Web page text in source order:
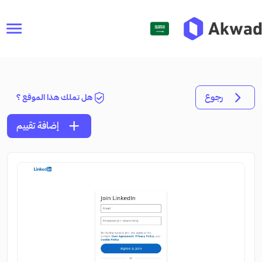
menu
رجوع هل تملك هذا الموقع ؟
add إضافة تقييم